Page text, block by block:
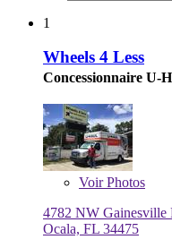
1
Wheels 4 Less
Concessionnaire U-
VoirPhotos
4782 NW Gainesville
Ocala, FL 34475